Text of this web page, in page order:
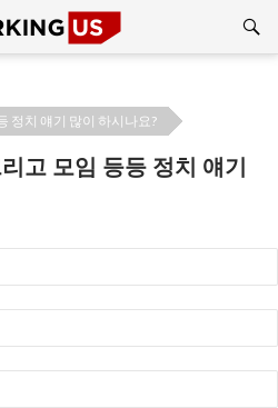
정치 얘기 많이 하시나요?
고 모임 등등 정치 얘기